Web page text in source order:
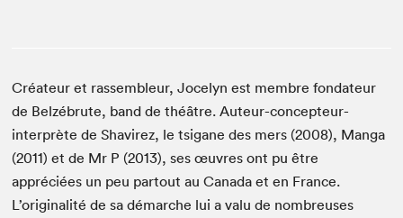
Créateur et rassembleur, Jocelyn est membre fondateur
de Belzébrute, band de théâtre. Auteur-concepteur-
interprète de Shavirez, le tsigane des mers (2008), Manga
(2011) et de Mr P (2013), ses œuvres ont pu être
appréciées un peu partout au Canada et en France.
L’originalité de sa démarche lui a valu de nombreuses